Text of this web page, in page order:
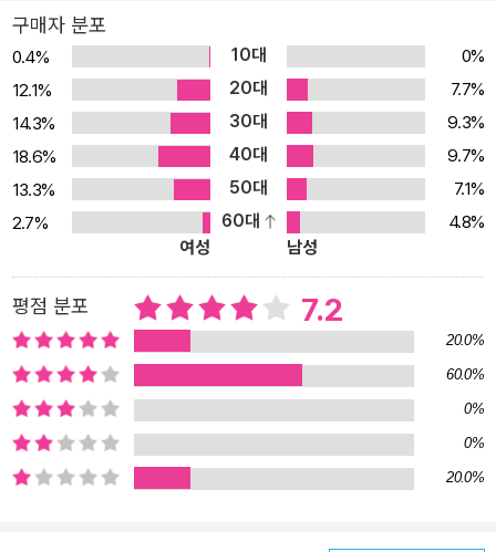
구매자 분포
0.4% 10대
0%
12.1%
20대
7.7%
14.3%
30대
9.3%
18.6%
40대
9.7%
13.3%
50대
7.1%
2.7%
60대
4.8%
여성
남성
평점 분포 7.2
20.0%
60.0%
0%
0%
20.0%